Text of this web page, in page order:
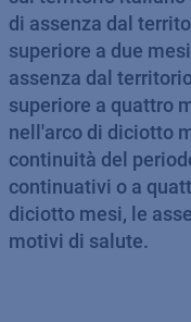
di assenza dal
superiore a due
assenza dal
superiore a quattro
nell'arco di diciotto
continuità del
continuativi o a
diciotto mesi, le
motivi di salute.